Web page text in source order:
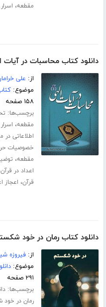
مقطعه،
دانلود کتاب محاسبات در
از: علی
موضوع:
۱۵۸ صفحه
برچسب‌ها:
مقطعه،
اطلاعاتی
خصوصیات
مقطعه،
اعداد در قرآن
قرآن، اعجاز
دانلود کتاب رمان در خود
از:فیروزه
موضوع:
۲۹۱ صفحه
برچسب‌ها:
رمان در